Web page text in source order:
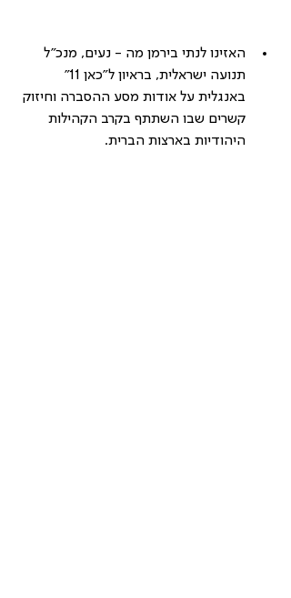
האזינו לנתי בירמן מה - נעים, מנכ"ל
תנועה ישראלית, בראיון ל"כאן 11"
באנגלית על אודות מסע ההסברה וחיזוק
קשרים שבו השתתף בקרב הקהילות
היהודיות בארצות הברית.